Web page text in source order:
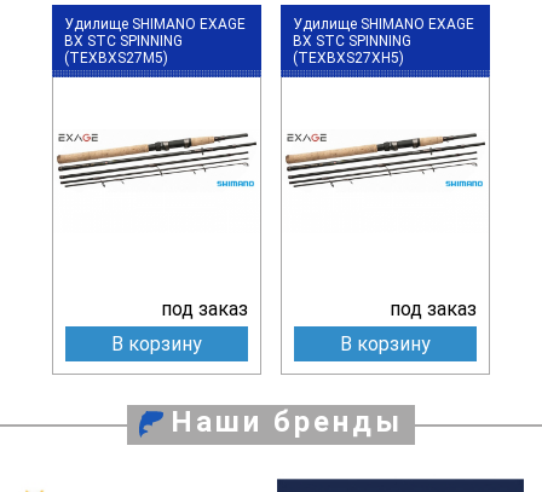
Удилище SHIMANO EXAGE
BX STC SPINNING
(TEXBXS27M5)
под заказ
В корзину
Удилище SHIMANO EXAGE
BX STC SPINNING
(TEXBXS27XH5)
под заказ
В корзину
Наши бренды